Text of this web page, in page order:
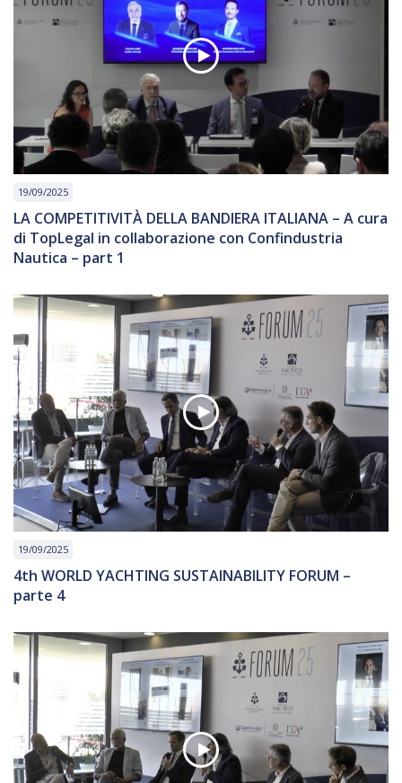
19/09/2025
LA COMPETITIVITÀ DELLA BANDIERA ITALIANA – A cura
di TopLegal in collaborazione con Confindustria
Nautica – part 1
19/09/2025
4th WORLD YACHTING SUSTAINABILITY FORUM –
parte 4